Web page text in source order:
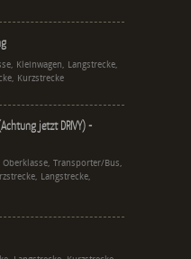
Kleinwagen, Langstrecke,
Kurzstrecke
jetzt DRIVY) -
Transporter/Bus,
Langstrecke,